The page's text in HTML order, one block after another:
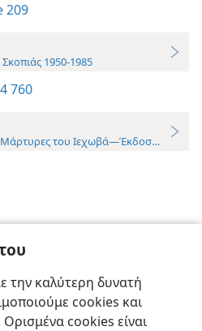
την καλύτερη δυνατή
cookies και
cookies είναι
209
1950-1985
760
του Ιεχωβά—Έκδοση 2019